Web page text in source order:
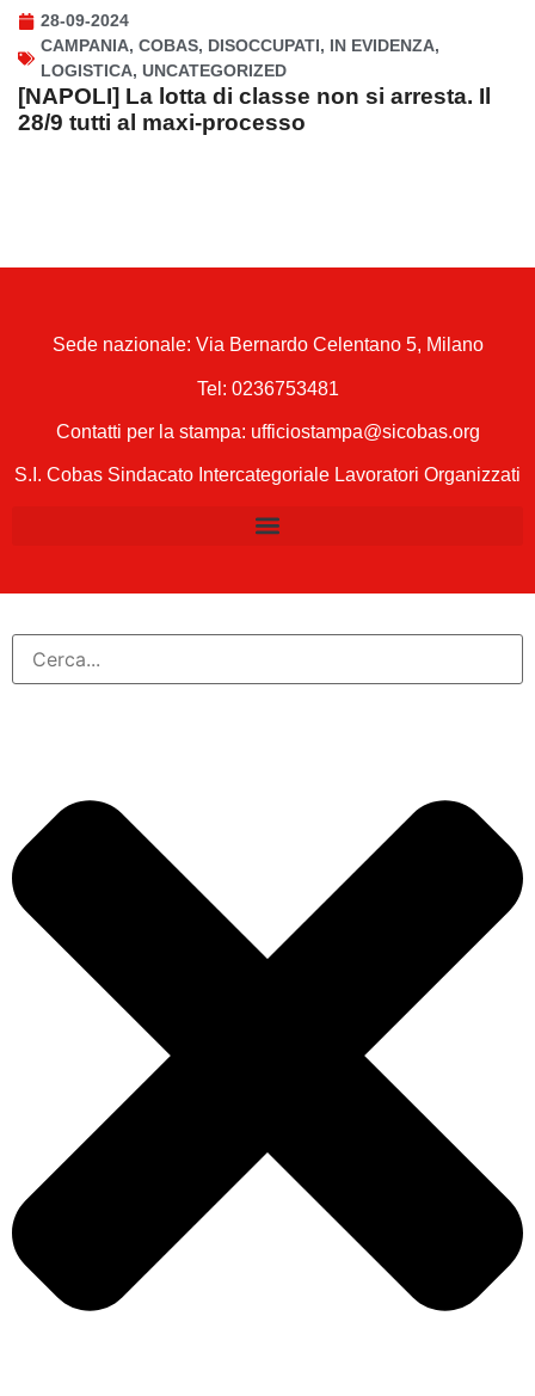
28-09-2024
CAMPANIA, COBAS, DISOCCUPATI, IN EVIDENZA,
LOGISTICA, UNCATEGORIZED
[NAPOLI] La lotta di classe non si arresta. Il
28/9 tutti al maxi-processo
Sede nazionale: Via Bernardo Celentano 5, Milano
Tel: 0236753481
Contatti per la stampa: ufficiostampa@sicobas.org
S.I. Cobas Sindacato Intercategoriale Lavoratori Organizzati